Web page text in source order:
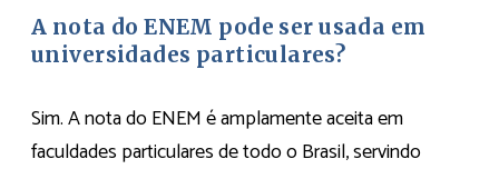
A nota do ENEM pode ser usada em
universidades particulares?
Sim. A nota do ENEM é amplamente aceita em
faculdades particulares de todo o Brasil, servindo